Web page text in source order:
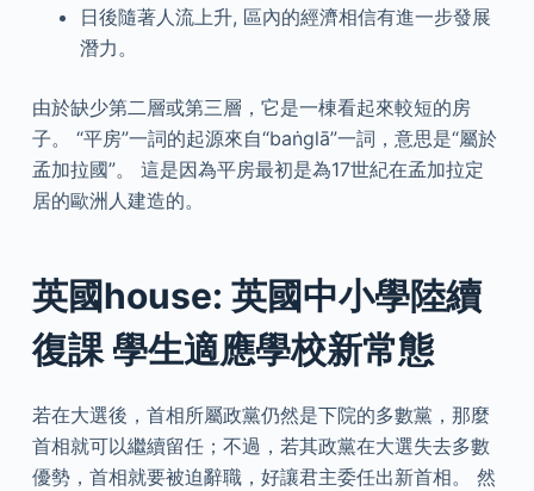
日後隨著人流上升, 區內的經濟相信有進一步發展
潛力。
由於缺少第二層或第三層，它是一棟看起來較短的房
子。 “平房”一詞的起源來自“baṅglā”一詞，意思是“屬於
孟加拉國”。 這是因為平房最初是為17世紀在孟加拉定
居的歐洲人建造的。
英國house: 英國中小學陸續
復課 學生適應學校新常態
若在大選後，首相所屬政黨仍然是下院的多數黨，那麼
首相就可以繼續留任；不過，若其政黨在大選失去多數
優勢，首相就要被迫辭職，好讓君主委任出新首相。 然